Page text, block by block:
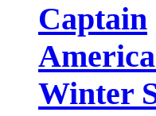
Captain
Winter